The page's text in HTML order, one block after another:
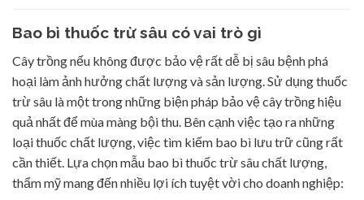
Bao bì thuốc trừ sâu có vai trò gì
Cây trồng nếu không được bảo vệ rất dễ bị sâu bệnh phá
hoại làm ảnh hưởng chất lượng và sản lượng. Sử dụng thuốc
trừ sâu là một trong những biện pháp bảo vệ cây trồng hiệu
quả nhất để mùa màng bội thu. Bên cạnh việc tạo ra những
loại thuốc chất lượng, việc tìm kiếm bao bì lưu trữ cũng rất
cần thiết. Lựa chọn mẫu bao bì thuốc trừ sâu chất lượng,
thẩm mỹ mang đến nhiều lợi ích tuyệt vời cho doanh nghiệp: